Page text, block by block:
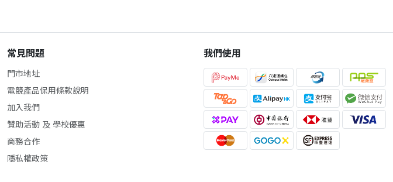
常見問題
門市地址
電競產品保用條款說明
加入我們
贊助活動 及 學校優惠
商務合作
隱私權政策
我們使用